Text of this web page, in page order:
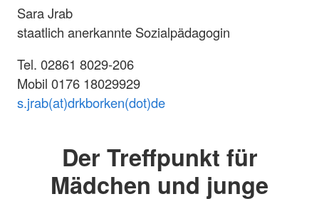
Sara Jrab
staatlich anerkannte Sozialpädagogin
Tel. 02861 8029-206
Mobil 0176 18029929
s.jrab(at)drkborken(dot)de
Der Treffpunkt für
Mädchen und junge